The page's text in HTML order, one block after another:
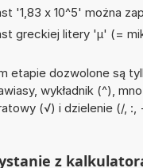
'1,83 x 10^5' można
greckiej litery 'µ' (=
etapie dozwolone są
wykładnik (^),
(√) i dzielenie (/, :,
z